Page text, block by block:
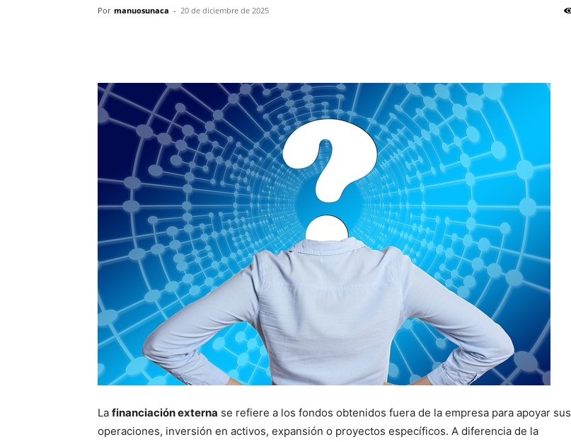
Por manuosunaca - 20 de diciembre de 2025
La financiación externa se refiere a los fondos obtenidos fuera de la empresa para apoyar sus
operaciones, inversión en activos, expansión o proyectos específicos. A diferencia de la